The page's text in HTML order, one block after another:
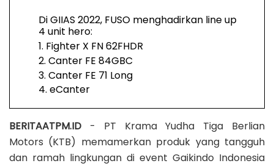
Di GIIAS 2022, FUSO menghadirkan line up
4 unit hero:
1. Fighter X FN 62FHDR
2. Canter FE 84GBC
3. Canter FE 71 Long
4. eCanter
BERITAATPM.ID - PT Krama Yudha Tiga Berlian
Motors (KTB) memamerkan produk yang tangguh
dan ramah lingkungan di event Gaikindo Indonesia